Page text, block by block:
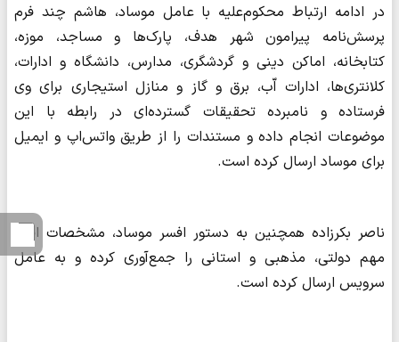
در ادامه ارتباط محکوم‌علیه با عامل موساد، هاشم چند فرم
پرسش‌نامه پیرامون شهر هدف، پارک‌ها و مساجد، موزه،
کتابخانه، اماکن دینی و گردشگری، مدارس، دانشگاه و ادارات،
کلانتری‌ها، ادارات اّب، برق و گاز و منازل استیجاری برای وی
فرستاده و نامبرده تحقیقات گسترده‌ای در رابطه با این
موضوعات انجام داده و مستندات را از طریق واتس‌اپ و ایمیل
برای موساد ارسال کرده است.
ناصر بکرزاده همچنین به دستور افسر موساد، مشخصات افراد
مهم دولتی، مذهبی و استانی را جمع‌آوری کرده و به عامل
سرویس ارسال کرده است.